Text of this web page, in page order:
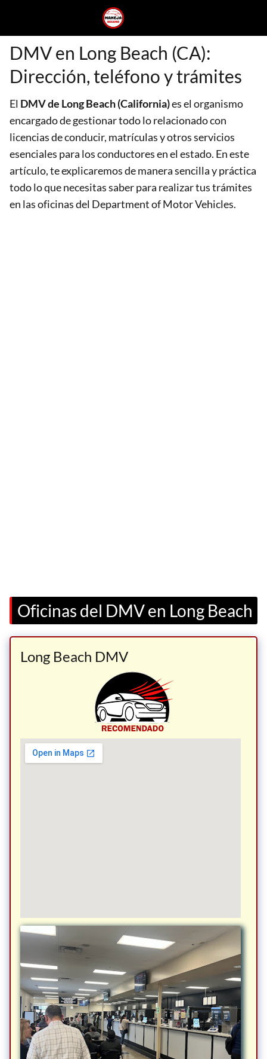
DMV en Long Beach (CA):
Dirección, teléfono y trámites
El DMV de Long Beach (California)es el organismo
encargado de gestionar todo lo relacionado con
licencias de conducir, matrículas y otros servicios
esenciales para los conductores en el estado. En este
artículo, te explicaremos de manera sencilla y práctica
todo lo que necesitas saber para realizar tus trámites
en las oficinas del Department of Motor Vehicles.
Oficinas del DMV en Long Beach
Long Beach DMV